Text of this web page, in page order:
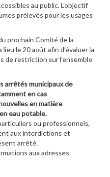
au public. L’objectif
prélevés pour les usages
prochain Comité de la
le 20 août afin d’évaluer la
de restriction sur l’ensemble
arrêtés municipaux de
en cas
en matière
eau potable.
ou professionnels,
aux interdictions et
arrêté.
aux adresses